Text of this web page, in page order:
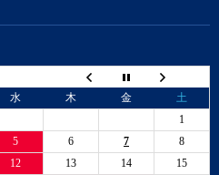
水 木 金
土
1
5 6 7
8
12 13 14
15